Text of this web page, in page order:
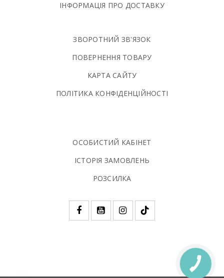
ІНФОРМАЦІЯ ПРО ДОСТАВКУ
ЗВОРОТНИЙ ЗВ'ЯЗОК
ПОВЕРНЕННЯ ТОВАРУ
КАРТА САЙТУ
ПОЛIТИКА КОНФIДЕНЦIЙНОСТI
ОСОБИСТИЙ КАБІНЕТ
ІСТОРІЯ ЗАМОВЛЕНЬ
РОЗСИЛКА
КНОПКА
ЗВ'ЯЗКУ